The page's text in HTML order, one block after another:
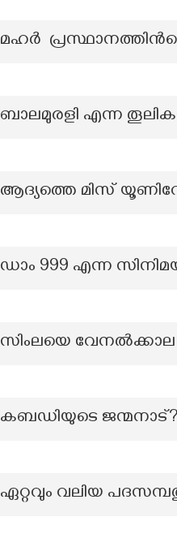
മഹർ
ബാലമുരളി എന്ന
ആദ്യത്തെ മിസ്
ഡാം 999 എന്ന
സിംലയെ വേനൽക്കാല
കബഡിയുടെ ജന്മനാട്?
ഏറ്റവും വലിയ